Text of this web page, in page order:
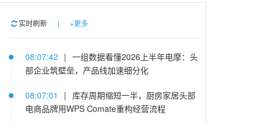
实时刷新 | +更多
08:07:42 | 一组数据看懂2026上半年电摩：头
部企业筑壁垒，产品线加速细分化
08:07:01 | 库存周期缩短一半，厨房家居头部
电商品牌用WPS Comate重构经营流程